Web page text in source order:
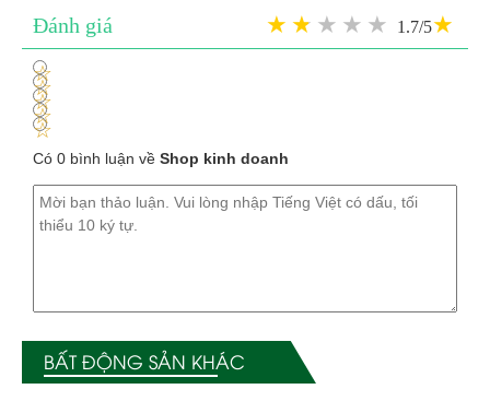
Đánh giá 1.7/5
1
2
3
4
5
Có 0 bình luận về Shop kinh doanh
BẤT ĐỘNG SẢN KHÁC